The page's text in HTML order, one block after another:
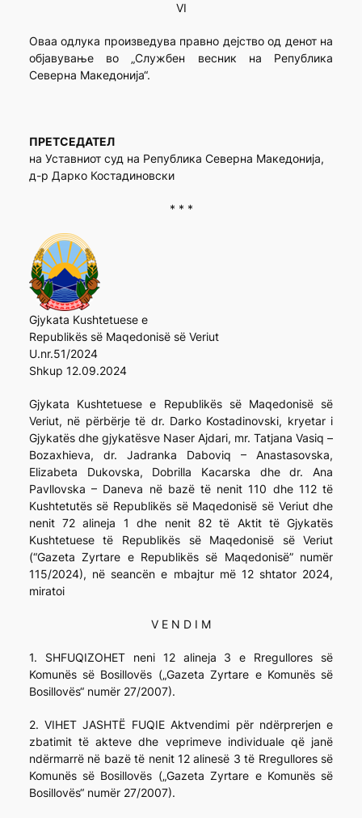
VI
Оваа одлука произведува правно дејство од денот на
објавување во „Службен весник на Република
Северна Македонија“.
ПРЕТСЕДАТЕЛ
на Уставниот суд на Република Северна Македонија,
д-р Дарко Костадиновски
* * *
Gjykata Kushtetuese e
Republikës së Maqedonisë së Veriut
U.nr.51/2024
Shkup 12.09.2024
Gjykata Kushtetuese e Republikës së Maqedonisë së
Veriut, në përbërje të dr. Darko Kostadinovski, kryetar i
Gjykatës dhe gjykatësve Naser Ajdari, mr. Tatjana Vasiq –
Bozaxhieva, dr. Jadranka Daboviq – Anastasovska,
Elizabeta Dukovska, Dobrilla Kacarska dhe dr. Ana
Pavllovska – Daneva në bazë të nenit 110 dhe 112 të
Kushtetutës së Republikës së Maqedonisë së Veriut dhe
nenit 72 alineja 1 dhe nenit 82 të Aktit të Gjykatës
Kushtetuese të Republikës së Maqedonisë së Veriut
(“Gazeta Zyrtare e Republikës së Maqedonisë” numër
115/2024), në seancën e mbajtur më 12 shtator 2024,
miratoi
V E N D I M
1. SHFUQIZOHET neni 12 alineja 3 e Rregullores së
Komunës së Bosillovës („Gazeta Zyrtare e Komunës së
Bosillovës“ numër 27/2007).
2. VIHET JASHTË FUQIE Aktvendimi për ndërprerjen e
zbatimit të akteve dhe veprimeve individuale që janë
ndërmarrë në bazë të nenit 12 alinesë 3 të Rregullores së
Komunës së Bosillovës („Gazeta Zyrtare e Komunës së
Bosillovës“ numër 27/2007).